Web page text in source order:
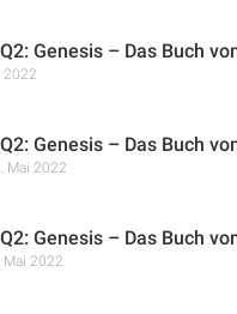
Genesis – Das Buch
2022
Genesis – Das Buch
Mai 2022
Genesis – Das Buch
Mai 2022